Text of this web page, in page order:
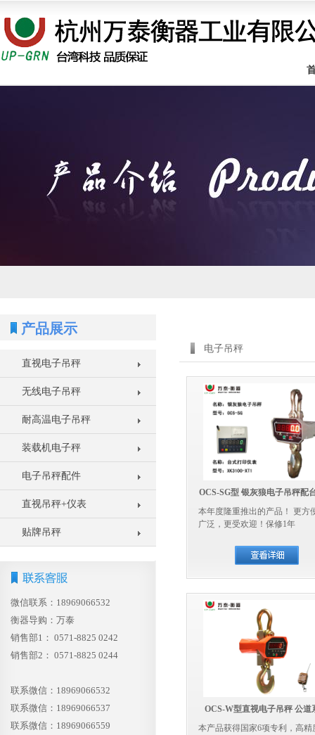
产品展示
直视电子吊秤
无线电子吊秤
耐高温电子吊秤
装载机电子秤
电子吊秤配件
直视吊秤+仪表
贴牌吊秤
微信联系： 18969066532
衡器导购：万泰
销售部1： 0571-8825 0242
销售部2： 0571-8825 0244
联系微信：18969066532
联系微信：18969066537
联系微信：18969066559
电子吊秤
OCS-SG型 银灰狼电子吊秤配
表
本年度隆重推出的产品！ 更方
广泛，更受欢迎！保修1年
OCS-W型直视电子吊秤 公道
本产品获得国家6项专利，高精